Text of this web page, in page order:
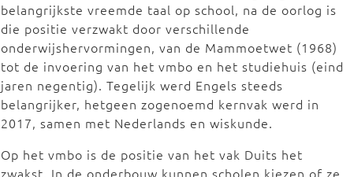
belangrijkste vreemde taal op school, na de oorlog is
die positie verzwakt door verschillende
onderwijshervormingen, van de Mammoetwet (1968)
tot de invoering van het vmbo en het studiehuis (eind
jaren negentig). Tegelijk werd Engels steeds
belangrijker, hetgeen zogenoemd kernvak werd in
2017, samen met Nederlands en wiskunde.
Op het vmbo is de positie van het vak Duits het
zwakst. In de onderbouw kunnen scholen kiezen of ze